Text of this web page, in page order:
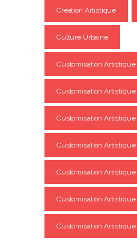
Création Artistique
Culture Urbaine
Customisation Artistique
Customisation
Customisation Artistique
Customisation Artistique
Customisation Artistique
Customisation Artistique
Customisation Artistique